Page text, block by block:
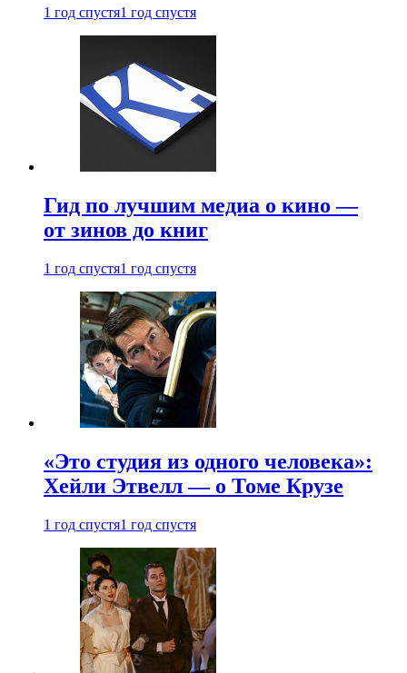
1 год спустя1 год спустя
Гид по лучшим медиа о кино —
от зинов до книг
1 год спустя1 год спустя
«Это студия из одного человека»:
Хейли Этвелл — о Томе Крузе
1 год спустя1 год спустя